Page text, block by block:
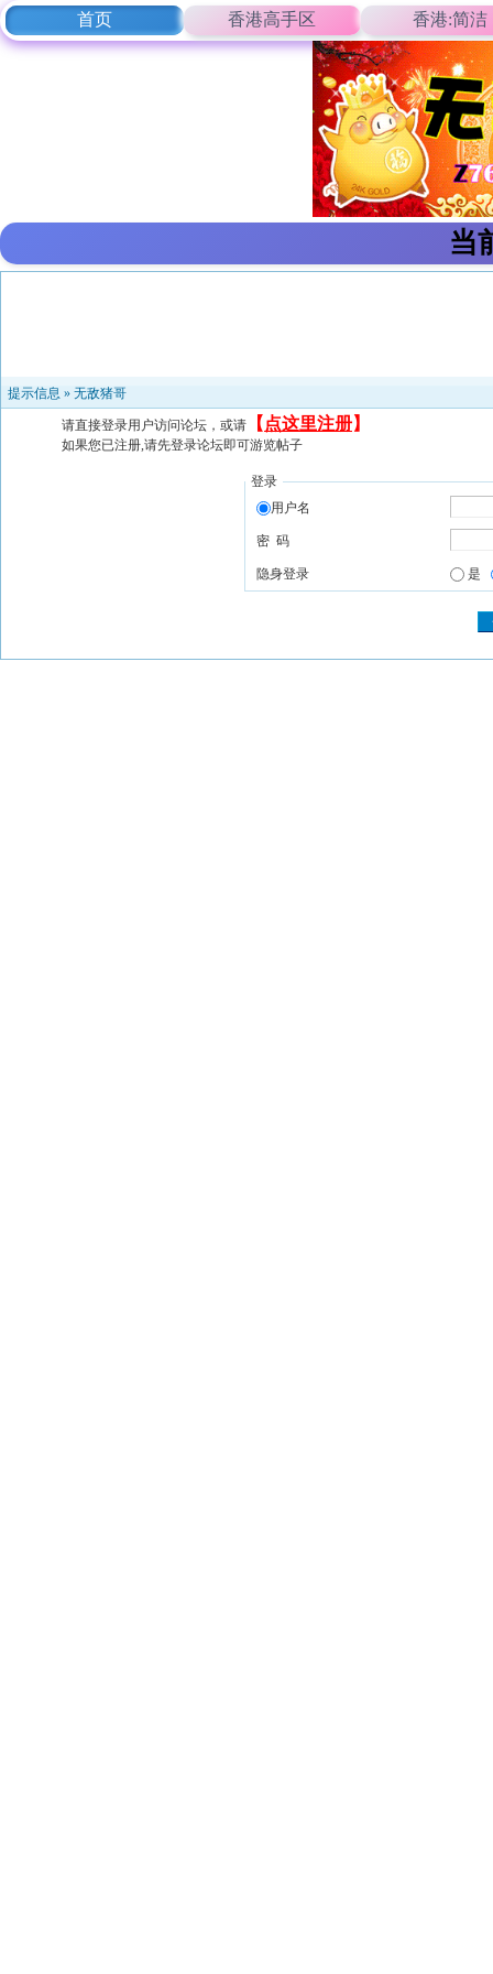
首页 香港高手区 香港:简洁
当
提示信息 » 无敌猪哥
请直接登录用户访问论坛，或请 【 点这里注册】
如果您已注册,请先登录论坛即可游览帖子
登录
用户名
密 码
隐身登录 是